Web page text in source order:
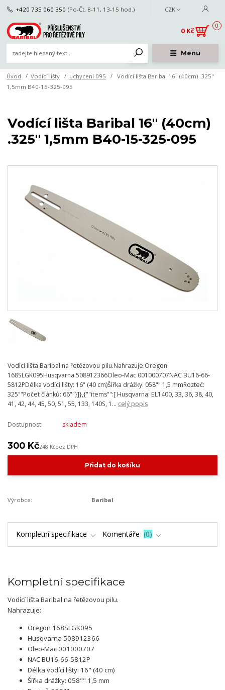
Menu
CZK
+420 735 060 350 (Po-Čt, 8-11, 13-15 hod.)
0
0 Kč
Úvod Vodící lišty uchycení 095
Vodící lišta Baribal 16" (40cm) .325"
1,5mm B40-15-325-095
Vodící lišta Baribal 16" (40cm)
.325" 1,5mm B40-15-325-095
Vodící lišta Baribal na řetězovou pilu.Nahrazuje:Oregon
168SLGK095Husqvarna 508912366Oleo-Mac 001000707NAC BU16-66-
5812PDélka vodící lišty: 16" (40 cm)Šířka drážky: 058"" 1,5 mmRozteč:
325""Počet článků: 66""}]},{""items"":[ Husqvarna: EL1400, 33, 36, 38, 40,
41, 42, 44, 45, 50, 51, 55, 133, 140S, 1... celý popis
Dostupnost skladem
300 Kč248 Kčbez DPH
Přidat do košíku
Výrobce: Baribal
Kompletní specifikace Komentáře 0
Kompletní specifikace
Vodící lišta Baribal na řetězovou pilu.
Nahrazuje:
Oregon 168SLGK095
Husqvarna 508912366
Oleo-Mac 001000707
NAC BU16-66-5812P
Délka vodící lišty: 16" (40 cm)
Šířka drážky: 058"" 1,5 mm